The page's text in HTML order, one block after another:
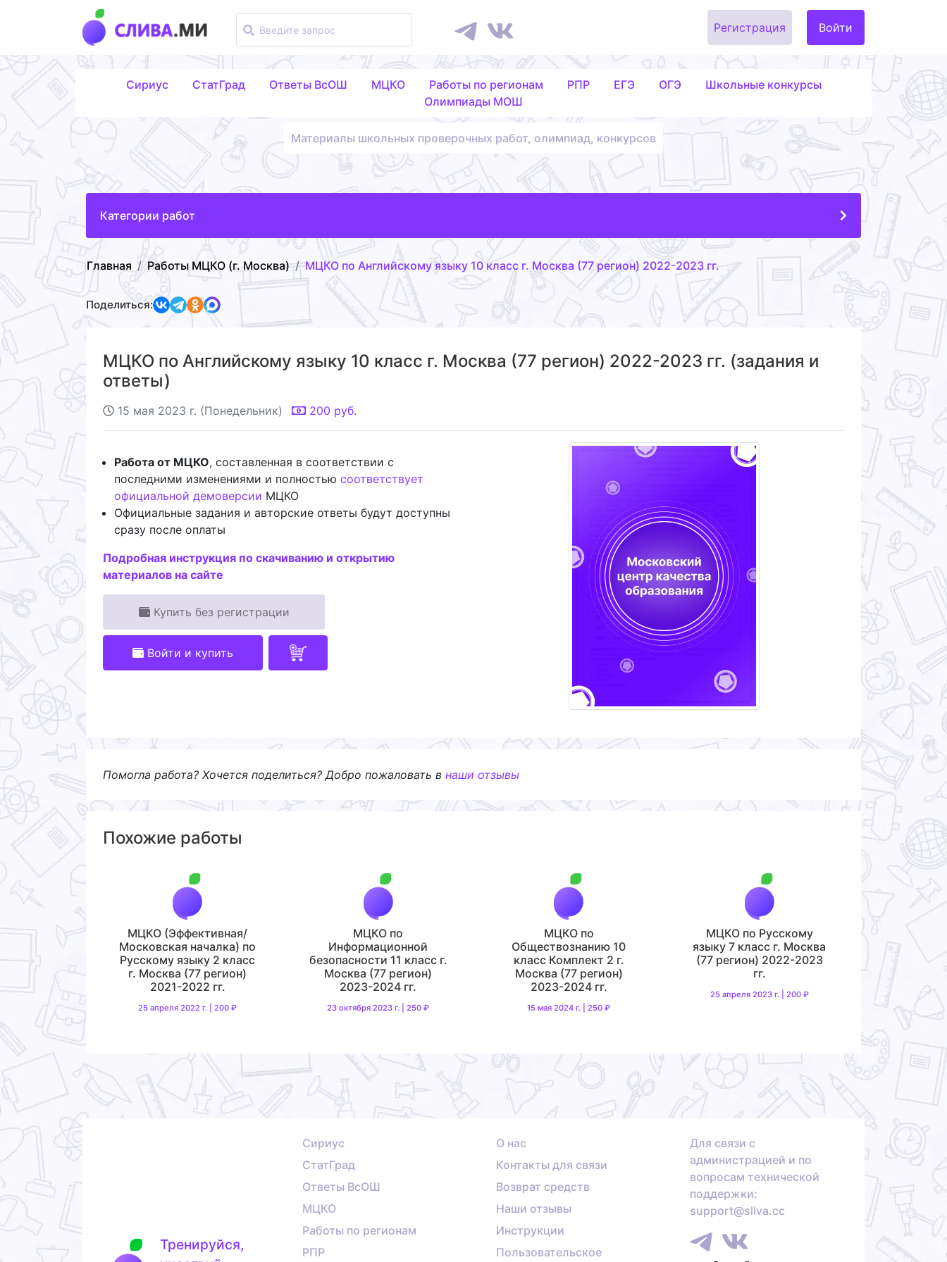
Регистрация Войти
Сириус СтатГрад Ответы ВсОШ МЦКО Работы по регионам РПР ЕГЭ ОГЭ
Школьные конкурсы
Олимпиады МОШ
Материалы школьных проверочных работ, олимпиад, конкурсов
Категории работ
Главная Работы МЦКО (г. Москва) МЦКО по Английскому языку 10 класс г. Москва (77 регион) 2022-2023 гг.
Поделиться:
МЦКО по Английскому языку 10 класс г. Москва (77 регион) 2022-2023 гг. (задания и
ответы)
15 мая 2023 г. (Понедельник) 200 руб.
Работа от МЦКО, составленная в соответствии с
последними изменениями и полностью соответствует
официальной демоверсии МЦКО
Официальные задания и авторские ответы будут доступны
сразу после оплаты
Подробная инструкция по скачиванию и открытию
материалов на сайте
Купить без регистрации
Войти и купить
Помогла работа? Хочется поделиться? Добро пожаловать в наши отзывы
Похожие работы
МЦКО (Эффективная/
Московская началка) по
Русскому языку 2 класс
г. Москва (77 регион)
2021-2022 гг.
25 апреля 2022 г. | 200 ₽
МЦКО по
Информационной
безопасности 11 класс г.
Москва (77 регион)
2023-2024 гг.
23 октября 2023 г. | 250 ₽
МЦКО по
Обществознанию 10
класс Комплект 2 г.
Москва (77 регион)
2023-2024 гг.
15 мая 2024 г. | 250 ₽
МЦКО по Русскому
языку 7 класс г. Москва
(77 регион) 2022-2023
гг.
25 апреля 2023 г. | 200 ₽
Тренируйся,
Сириус
СтатГрад
Ответы ВсОШ
МЦКО
Работы по регионам
РПР
О нас
Контакты для связи
Возврат средств
Наши отзывы
Инструкции
Пользовательское
Для связи с
администрацией и по
вопросам технической
поддержки:
support@sliva.cc